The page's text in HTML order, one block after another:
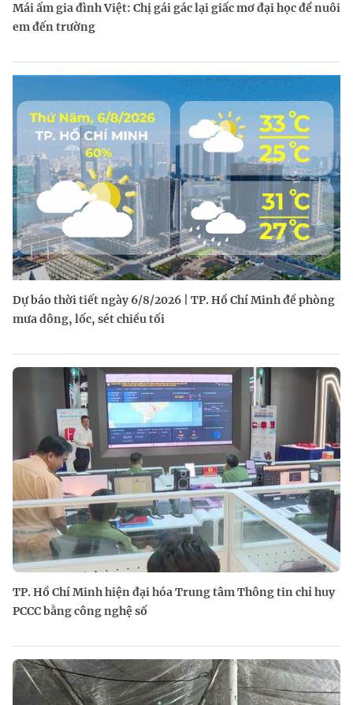
Mái ấm gia đình Việt: Chị gái gác lại giấc mơ đại học để nuôi
em đến trường
Dự báo thời tiết ngày 6/8/2026 | TP. Hồ Chí Minh đề phòng
mưa dông, lốc, sét chiều tối
TP. Hồ Chí Minh hiện đại hóa Trung tâm Thông tin chỉ huy
PCCC bằng công nghệ số